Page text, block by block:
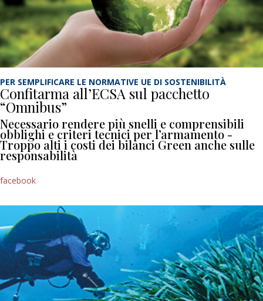
PER SEMPLIFICARE LE NORMATIVE UE DI SOSTENIBILITÀ
Confitarma all’ECSA sul pacchetto
“Omnibus”
Necessario rendere più snelli e comprensibili
obblighi e criteri tecnici per l’armamento -
Troppo alti i costi dei bilanci Green anche sulle
responsabilità
facebook